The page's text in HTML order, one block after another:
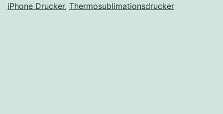
iPhone Drucker, Thermosublimationsdrucker